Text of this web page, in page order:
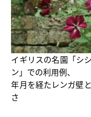
イギリスの名園「シ
ン」での利用例、
年月を経たレンガ壁
さ